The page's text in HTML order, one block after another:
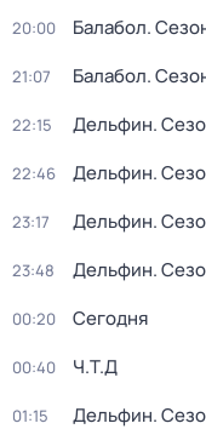
20:00 Балабол.
21:07 Балабол.
22:15 Дельфин.
22:46 Дельфин.
23:17 Дельфин.
23:48 Дельфин.
00:20 Сегодня
00:40 Ч.T.Д
01:15 Дельфин.